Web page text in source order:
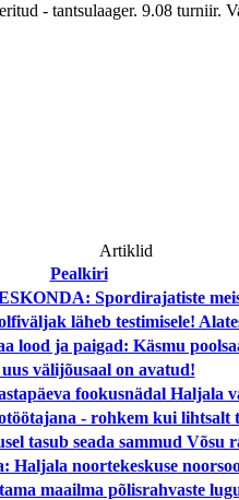
- tantsulaager. 9.08 turniir.
Artiklid
Pealkiri
Spordirajatiste
läheb testimisele!
lood ja paigad: Käsmu
uus välijõusaal on avatud!
fookusnädal Haljala
- rohkem kui lihtsalt
tasub seada sammud Võsu
Haljala noortekeskuse
maailma põlisrahvaste